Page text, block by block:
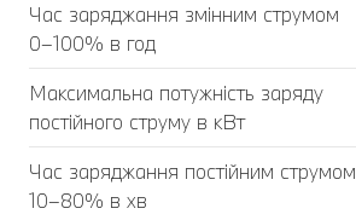
Час заряджання змінним струмом
0–100% в год
Максимальна потужність заряду
постійного струму в кВт
Час заряджання постійним струмом
10–80% в хв